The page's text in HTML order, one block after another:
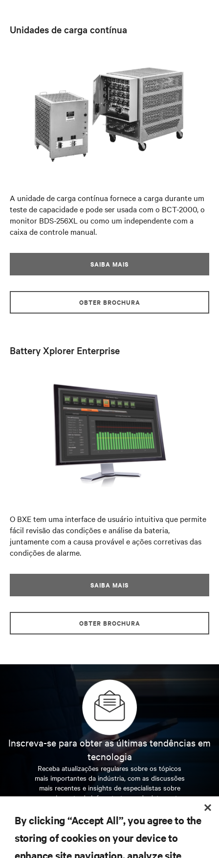
Unidades de carga contínua
A unidade de carga contínua fornece a carga durante um
teste de capacidade e pode ser usada com o BCT-2000, o
monitor BDS-256XL ou como um independente com a
caixa de controle manual.
SAIBA MAIS
OBTER BROCHURA
Battery Xplorer Enterprise
O BXE tem uma interface de usuário intuitiva que permite
fácil revisão das condições e análise da bateria,
juntamente com a causa provável e ações corretivas das
condições de alarme.
SAIBA MAIS
OBTER BROCHURA
Inscreva-se para obter as últimas tendências em
tecnologia
Receba atualizações regulares sobre os tópicos
mais importantes da indústria, com as discussões
mais recentes e insights de especialistas sobre
gerenciamento de infraestrutura e de data center.
INSCREVA-SE AGORA
By clicking “Accept All”, you agree to the
storing of cookies on your device to
enhance site navigation, analyze site